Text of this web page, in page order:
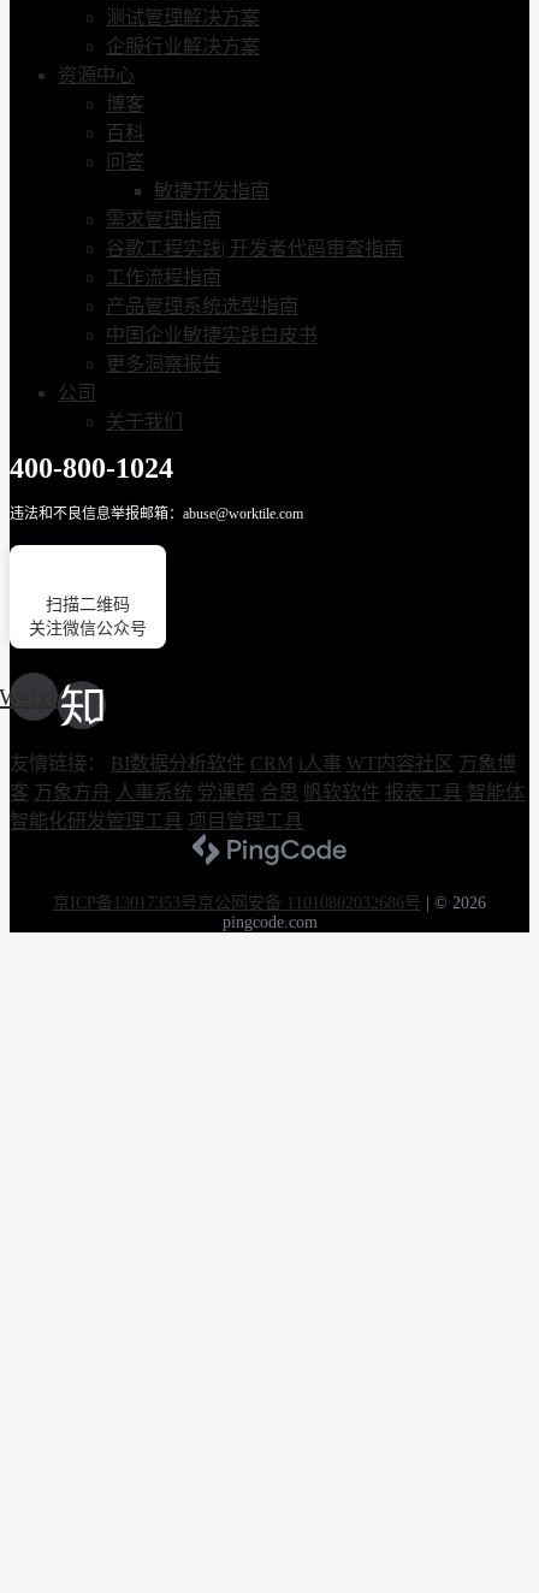
测试管理解决方案
企服行业解决方案
资源中心
博客
百科
问答
敏捷开发指南
需求管理指南
谷歌工程实践| 开发者代码审查指南
工作流程指南
产品管理系统选型指南
中国企业敏捷实践白皮书
更多洞察报告
公司
关于我们
400-800-1024
违法和不良信息举报邮箱：abuse@worktile.com
扫描二维码
关注微信公众号
Weixin
友情链接： BI数据分析软件 CRM i人事 WT内容社区 万象博
客 万象方舟 人事系统 党课帮 合思 帆软软件 报表工具 智能体
智能化研发管理工具 项目管理工具
京ICP备13017353号京公网安备 11010802032686号 | © 2026
pingcode.com